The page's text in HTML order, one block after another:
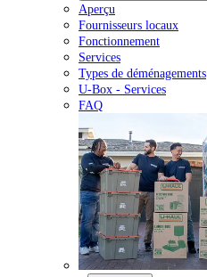
Aperçu
Fournisseurs locaux
Fonctionnement
Services
Types de déménagements
U-Box - Services
FAQ